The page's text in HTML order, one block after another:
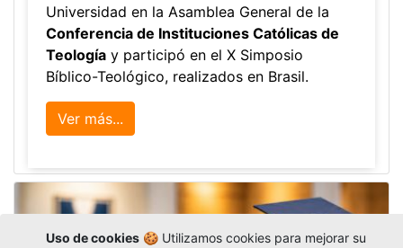
Universidad en la Asamblea General de la
Conferencia de Instituciones Católicas de
Teología y participó en el X Simposio
Bíblico-Teológico, realizados en Brasil.
Ver más...
Uso de cookies🍪 Utilizamos cookies para mejorar su